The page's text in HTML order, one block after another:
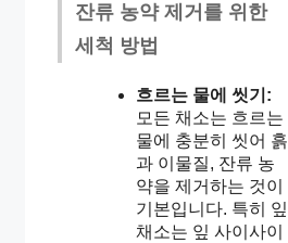
잔류 농약 제거를 위한
세척 방법
흐르는 물에 씻기:
모든 채소는 흐르는
물에 충분히 씻어 흙
과 이물질, 잔류 농
약을 제거하는 것이
기본입니다. 특히 잎
채소는 잎 사이사이